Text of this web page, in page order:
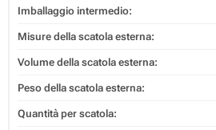
Imballaggio intermedio:
Misure della scatola esterna:
Volume della scatola esterna:
Peso della scatola esterna:
Quantità per scatola: